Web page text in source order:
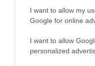
I want to allow my
Google for online
I want to allow
personalized
της εθνικής
διοίκησης και της
Οι ελληνικοί